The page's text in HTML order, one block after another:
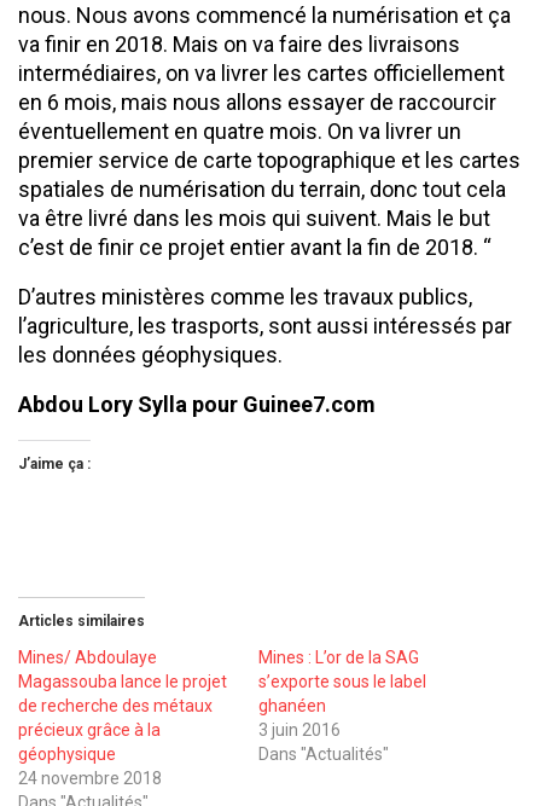
nous. Nous avons commencé la numérisation et ça
va finir en 2018. Mais on va faire des livraisons
intermédiaires, on va livrer les cartes officiellement
en 6 mois, mais nous allons essayer de raccourcir
éventuellement en quatre mois. On va livrer un
premier service de carte topographique et les cartes
spatiales de numérisation du terrain, donc tout cela
va être livré dans les mois qui suivent. Mais le but
c’est de finir ce projet entier avant la fin de 2018. “
D’autres ministères comme les travaux publics,
l’agriculture, les trasports, sont aussi intéressés par
les données géophysiques.
Abdou Lory Sylla pour Guinee7.com
J’aime ça :
Articles similaires
Mines/ Abdoulaye
Magassouba lance le projet
de recherche des métaux
précieux grâce à la
géophysique
24 novembre 2018
Dans "Actualités"
Mines : L’or de la SAG
s’exporte sous le label
ghanéen
3 juin 2016
Dans "Actualités"